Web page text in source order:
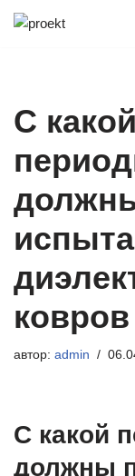
С какой
ковров
автор: admin
С какой
должны